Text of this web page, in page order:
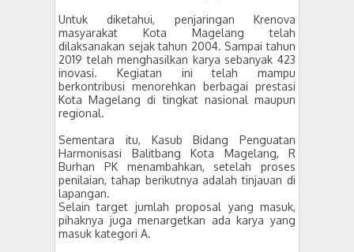
Untuk diketahui, penjaringan Krenova
masyarakat Kota Magelang telah
dilaksanakan sejak tahun 2004. Sampai tahun
2019 telah menghasilkan karya sebanyak 423
inovasi. Kegiatan ini telah mampu
berkontribusi menorehkan berbagai prestasi
Kota Magelang di tingkat nasional maupun
regional.
Sementara itu, Kasub Bidang Penguatan
Harmonisasi Balitbang Kota Magelang, R
Burhan PK menambahkan, setelah proses
penilaian, tahap berikutnya adalah tinjauan di
lapangan.
Selain target jumlah proposal yang masuk,
pihaknya juga menargetkan ada karya yang
masuk kategori A.